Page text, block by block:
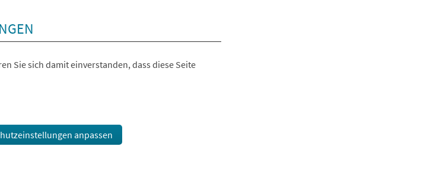
Sie sich damit einverstanden, dass diese Seite
anpassen